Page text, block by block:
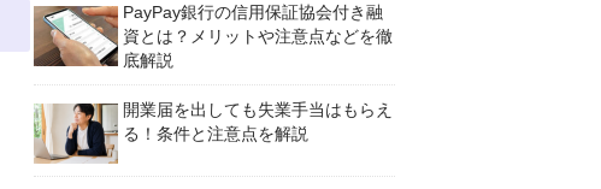
PayPay銀行の信用保証協会付き融
資とは？メリットや注意点などを徹
底解説
開業届を出しても失業手当はもらえ
る！条件と注意点を解説